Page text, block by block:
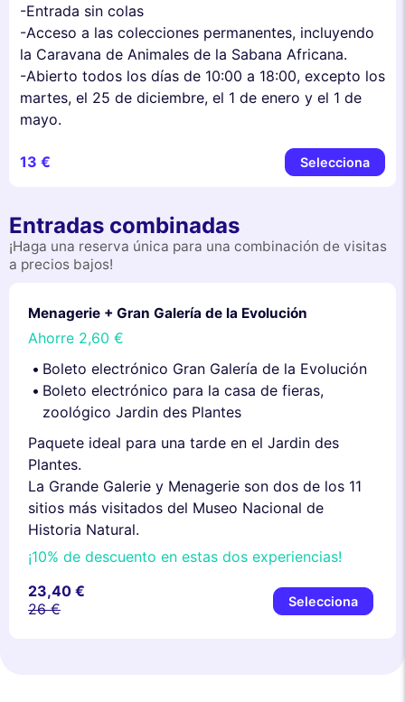
-Entrada sin colas
-Acceso a las colecciones permanentes, incluyendo
la Caravana de Animales de la Sabana Africana.
-Abierto todos los días de 10:00 a 18:00, excepto los
martes, el 25 de diciembre, el 1 de enero y el 1 de
mayo.
13 € Selecciona
Entradas combinadas
¡Haga una reserva única para una combinación de visitas
a precios bajos!
Menagerie + Gran Galería de la Evolución
Ahorre 2,60 €
Boleto electrónico Gran Galería de la Evolución
Boleto electrónico para la casa de fieras,
zoológico Jardin des Plantes
Paquete ideal para una tarde en el Jardin des
Plantes.
La Grande Galerie y Menagerie son dos de los 11
sitios más visitados del Museo Nacional de
Historia Natural.
¡10% de descuento en estas dos experiencias!
23,40 €
26 €
Selecciona